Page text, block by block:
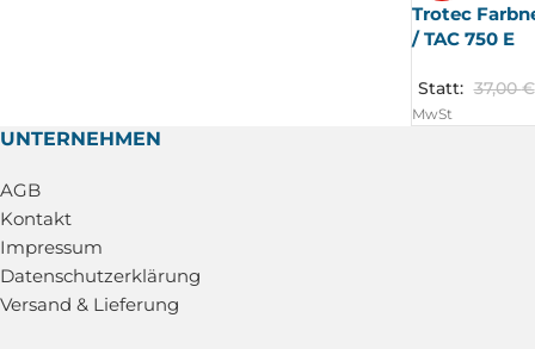
Trotec
/ TAC 750 E
Statt: 37,00€
MwSt
UNTERNEHMEN
AGB
Kontakt
Impressum
Datenschutzerklärung
Versand & Lieferung